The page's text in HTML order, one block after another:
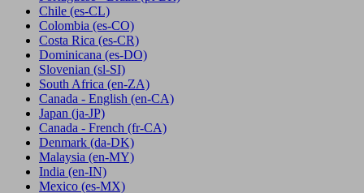
Chile (es-CL)
Colombia (es-CO)
Costa Rica (es-CR)
Dominicana (es-DO)
Slovenian (sl-SI)
South Africa (en-ZA)
Canada - English (en-CA)
Japan (ja-JP)
Canada - French (fr-CA)
Denmark (da-DK)
Malaysia (en-MY)
India (en-IN)
Mexico (es-MX)